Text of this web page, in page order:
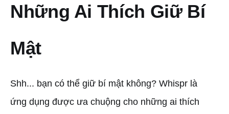
Những Ai Thích Giữ Bí
Mật
Shh... bạn có thể giữ bí mật không? Whispr là
ứng dụng được ưa chuộng cho những ai thích